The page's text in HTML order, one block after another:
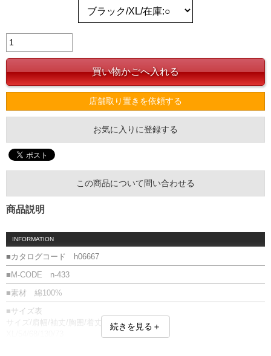
店舗取り置きを依頼する
お気に入りに登録する
この商品について問い合わせる
商品説明
INFORMATION
■カタログコード h06667
■M-CODE n-433
■素材 綿100%
■サイズ表
サイズ/肩幅/袖丈/胸囲/着丈
続きを見る＋